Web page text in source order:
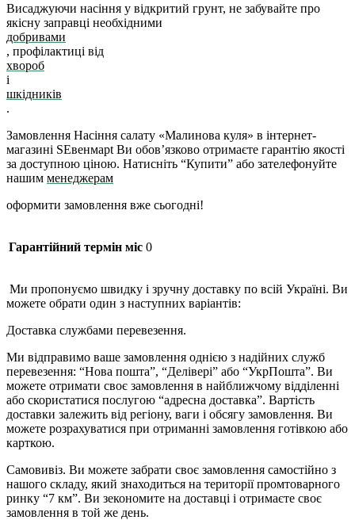
Висаджуючи насіння у відкритий грунт, не забувайте про
якісну заправці необхідними
добривами
, профілактиці від
хвороб
і
шкідників
.
Замовлення Насіння салату «Малинова куля» в інтернет-
магазині SЕвенмарt Ви обов’язково отримаєте гарантію якості
за доступною ціною. Натисніть “Купити” або зателефонуйте
нашим менеджерам
оформити замовлення вже сьогодні!
Гарантійний термін міс 0
Ми пропонуємо швидку і зручну доставку по всій Україні. Ви
можете обрати один з наступних варіантів:
Доставка службами перевезення.
Ми відправимо ваше замовлення однією з надійних служб
перевезення: “Нова пошта”, “Делівері” або “УкрПошта”. Ви
можете отримати своє замовлення в найближчому відділенні
або скористатися послугою “адресна доставка”. Вартість
доставки залежить від регіону, ваги і обсягу замовлення. Ви
можете розрахуватися при отриманні замовлення готівкою або
карткою.
Самовивіз. Ви можете забрати своє замовлення самостійно з
нашого складу, який знаходиться на території промтоварного
ринку “7 км”. Ви зекономите на доставці і отримаєте своє
замовлення в той же день.